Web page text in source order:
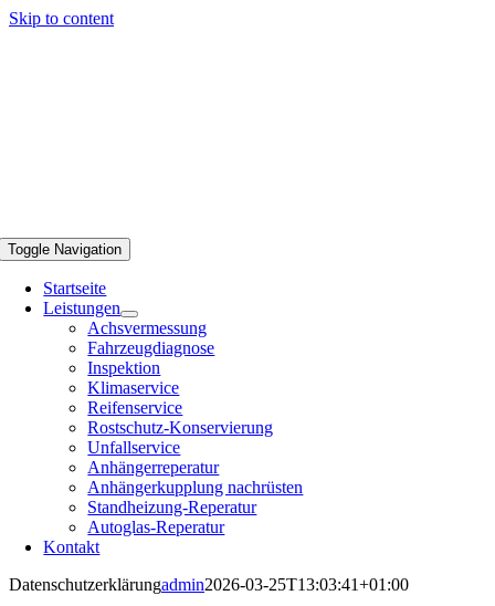
Skip to content
Toggle Navigation
Startseite
Leistungen
Achsvermessung
Fahrzeugdiagnose
Inspektion
Klimaservice
Reifenservice
Rostschutz-Konservierung
Unfallservice
Anhängerreperatur
Anhängerkupplung nachrüsten
Standheizung-Reperatur
Autoglas-Reperatur
Kontakt
Datenschutzerklärungadmin2026-03-25T13:03:41+01:00